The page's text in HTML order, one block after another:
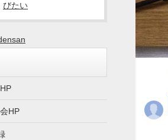
びたい
HP